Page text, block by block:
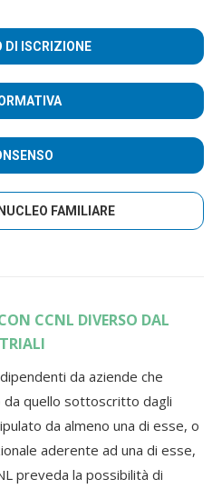
DI ISCRIZIONE
FAMILIARE
CCNL DIVERSO DAL
da aziende che
da quello sottoscritto dagli
da almeno una di esse, o
aderente ad una di esse,
preveda la possibilità di